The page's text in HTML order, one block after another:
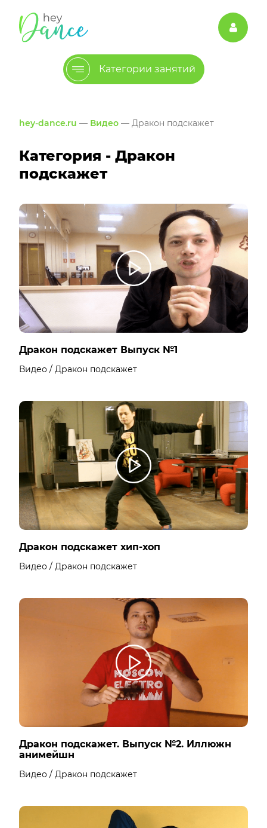
Категории занятий
hey-dance.ru — Видео — Дракон подскажет
Категория - Дракон
подскажет
Дракон подскажет Выпуск №1
Видео / Дракон подскажет
Дракон подскажет хип-хоп
Видео / Дракон подскажет
Дракон подскажет. Выпуск №2. Иллюжн
анимейшн
Видео / Дракон подскажет